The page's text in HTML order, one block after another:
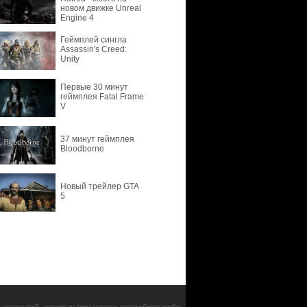
новом движке Unreal
Engine 4
Геймплей сингла
Assassin's Creed:
Unity
Первые 30 минут
геймплея Fatal Frame
V
37 минут геймплея
Bloodborne
Новый трейлер GTA
5